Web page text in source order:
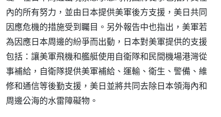
內的所有努力，並由日本提供美軍後方支援，美日共同
因應危機的措施受到矚目。另外報告中也指出，美軍若
為因應日本周邊的紛爭而出動，日本對美軍提供的支援
包括：讓美軍飛機和艦艇使用自衛隊和民間機場港灣從
事補給，自衛隊提供美軍補給、運輸、衛生、警備、維
修和通信等後勤支援，美日並將共同去除日本領海內和
周邊公海的水雷障礙物。